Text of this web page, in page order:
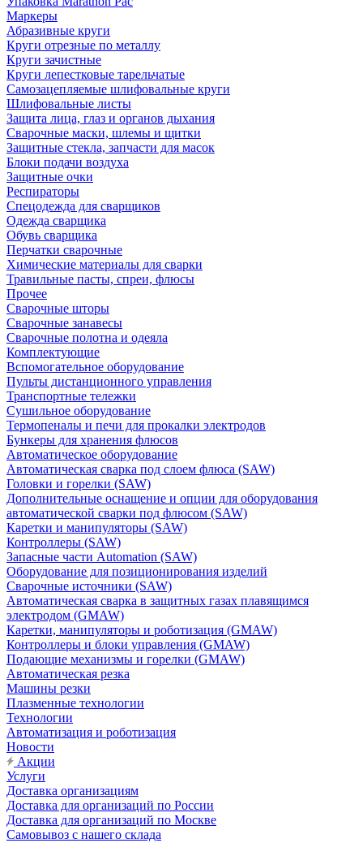
Маркеры
Абразивные круги
Круги отрезные по металлу
Круги зачистные
Круги лепестковые тарельчатые
Самозацепляемые шлифовальные круги
Шлифовальные листы
Защита лица, глаз и органов дыхания
Сварочные маски, шлемы и щитки
Защитные стекла, запчасти для масок
Блоки подачи воздуха
Защитные очки
Респираторы
Спецодежда для сварщиков
Одежда сварщика
Обувь сварщика
Перчатки сварочные
Химические материалы для сварки
Травильные пасты, спреи, флюсы
Прочее
Сварочные шторы
Сварочные занавесы
Сварочные полотна и одеяла
Комплектующие
Вспомогательное оборудование
Пульты дистанционного управления
Транспортные тележки
Сушильное оборудование
Термопеналы и печи для прокалки электродов
Бункеры для хранения флюсов
Автоматическое оборудование
Автоматическая сварка под слоем флюса (SAW)
Головки и горелки (SAW)
Дополнительные оснащение и опции для оборудования
автоматической сварки под флюсом (SAW)
Каретки и манипуляторы (SAW)
Контроллеры (SAW)
Запасные части Automation (SAW)
Оборудование для позиционирования изделий
Сварочные источники (SAW)
Автоматическая сварка в защитных газах плавящимся
электродом (GMAW)
Каретки, манипуляторы и роботизация (GMAW)
Контроллеры и блоки управления (GMAW)
Подающие механизмы и горелки (GMAW)
Автоматическая резка
Машины резки
Плазменные технологии
Технологии
Автоматизация и роботизация
Новости
Акции
Услуги
Доставка организациям
Доставка для организаций по России
Доставка для организаций по Москве
Самовывоз с нашего склада